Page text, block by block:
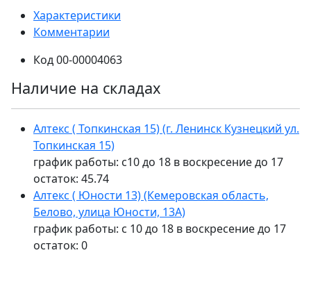
Характеристики
Комментарии
Код00-00004063
Наличие на складах
Алтекс ( Топкинская 15) (г. Ленинск Кузнецкий ул.
Топкинская 15)
график работы: с10 до 18 в воскресение до 17
остаток: 45.74
Алтекс ( Юности 13) (Кемеровская область,
Белово, улица Юности, 13А)
график работы: с 10 до 18 в воскресение до 17
остаток: 0